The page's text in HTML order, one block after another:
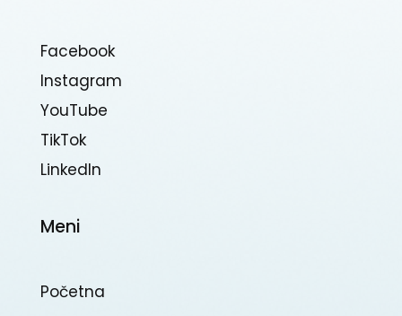
Facebook
Instagram
YouTube
TikTok
Linkedln
Meni
Početna